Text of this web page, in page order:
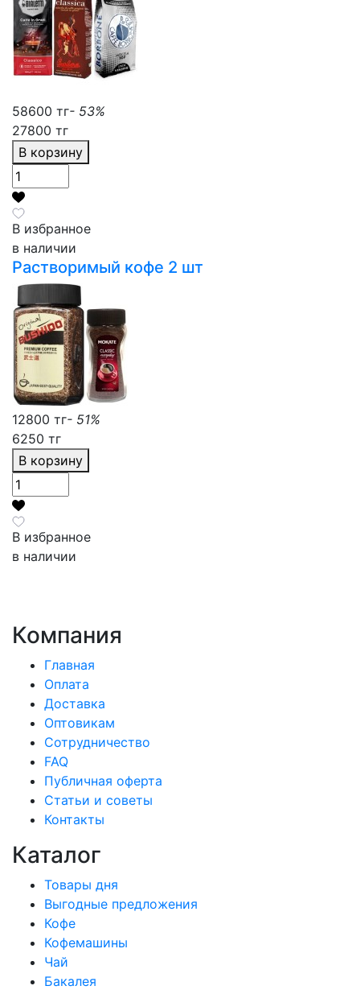
58600 тг- 53%
27800 тг
В корзину
В избранное
в наличии
Растворимый кофе 2 шт
12800 тг- 51%
6250 тг
В корзину
В избранное
в наличии
Компания
Главная
Оплата
Доставка
Оптовикам
Сотрудничество
FAQ
Публичная оферта
Статьи и советы
Контакты
Каталог
Товары дня
Выгодные предложения
Кофе
Кофемашины
Чай
Бакалея